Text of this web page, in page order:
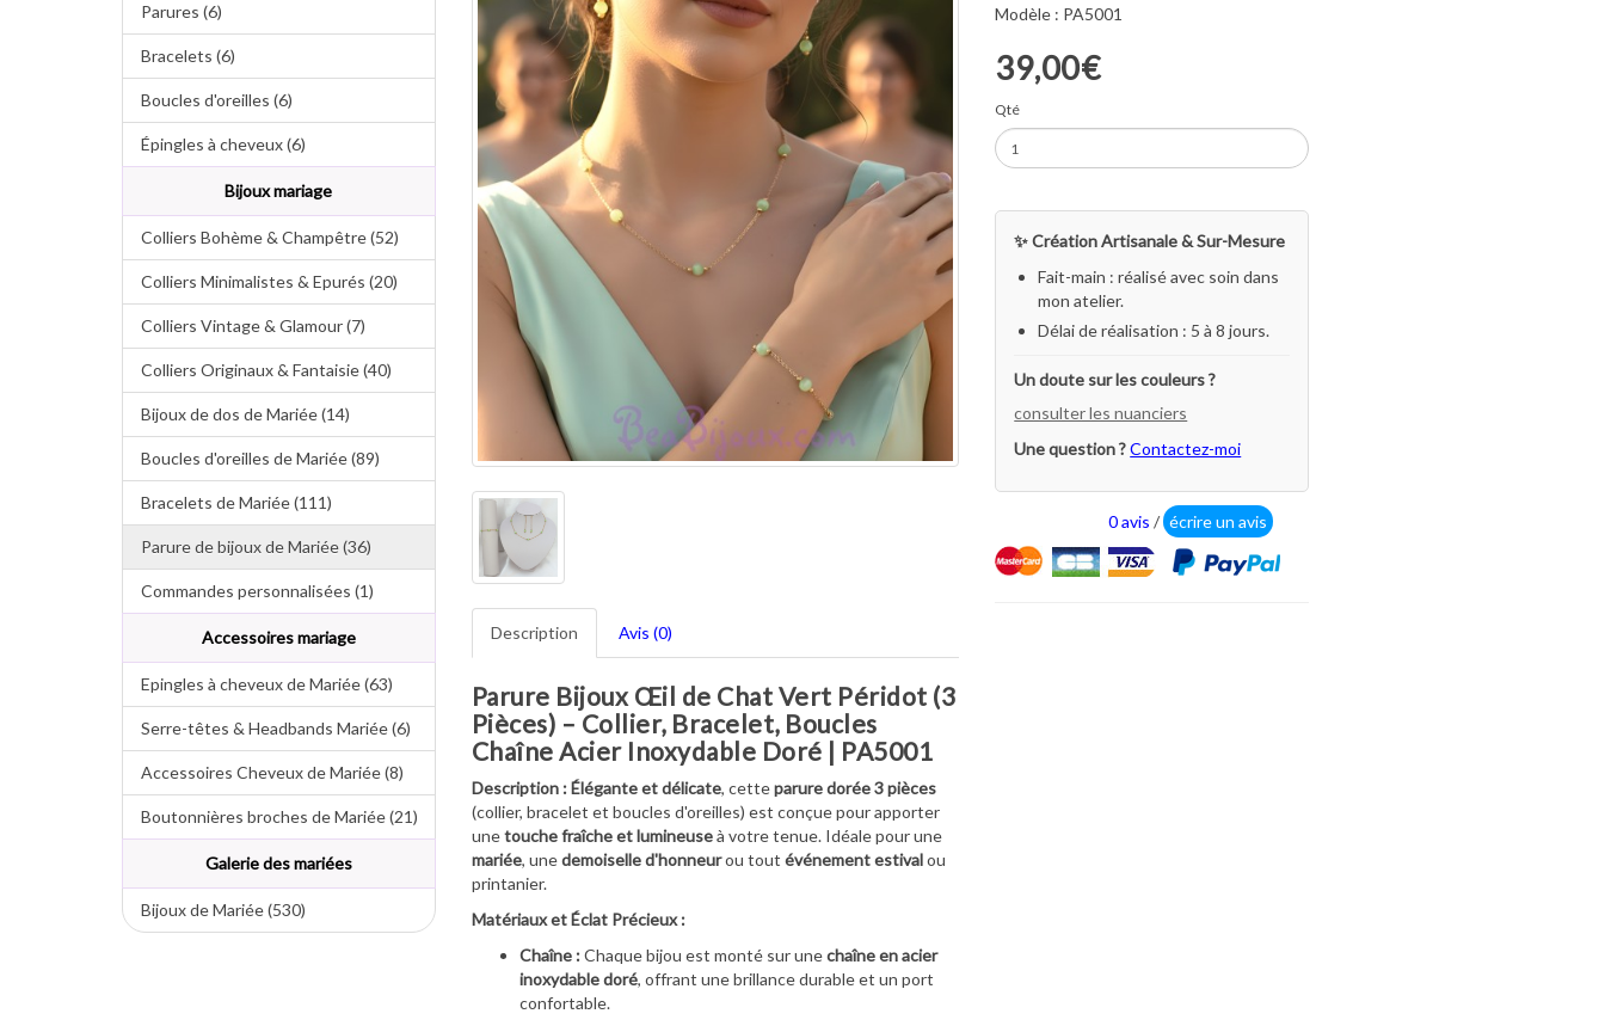
Parures (6)
Bracelets (6)
Boucles d'oreilles (6)
Épingles à cheveux (6)
Bijoux mariage
Colliers Bohème & Champêtre (52)
Colliers Minimalistes & Epurés (20)
Colliers Vintage & Glamour (7)
Colliers Originaux & Fantaisie (40)
Bijoux de dos de Mariée (14)
Boucles d'oreilles de Mariée (89)
Bracelets de Mariée (111)
Parure de bijoux de Mariée (36)
Commandes personnalisées (1)
Accessoires mariage
Epingles à cheveux de Mariée (63)
Serre-têtes & Headbands Mariée (6)
Accessoires Cheveux de Mariée (8)
Boutonnières broches de Mariée (21)
Galerie des mariées
Bijoux de Mariée (530)
Description Avis (0)
Parure Bijoux Œil de Chat Vert Péridot (3
Pièces) – Collier, Bracelet, Boucles
Chaîne Acier Inoxydable Doré | PA5001
Description : Élégante et délicate, cetteparure dorée 3 pièces
(collier, bracelet et boucles d'oreilles) est conçue pour apporter
unetouche fraîche et lumineuseà votre tenue. Idéale pour une
mariée, unedemoiselle d'honneurou tout événement estivalou
printanier.
Matériaux et Éclat Précieux :
Chaîne :Chaque bijou est monté sur unechaîne en acier
inoxydable doré, offrant une brillance durable et un port
confortable.
Modèle : PA5001
39,00€
Qté
✨ Création Artisanale & Sur-Mesure
Fait-main : réalisé avec soin dans
mon atelier.
Délai de réalisation : 5 à 8 jours.
Un doute sur les couleurs ?
consulter les nuanciers
Une question ?Contactez-moi
0 avis / écrire un avis